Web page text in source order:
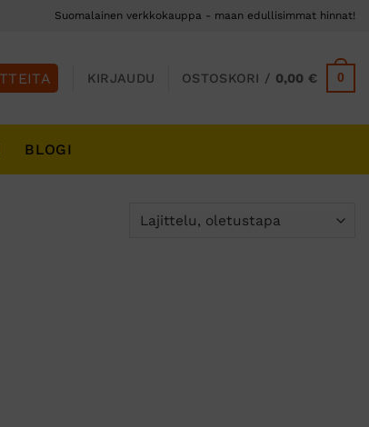
Suomalainen verkkokauppa - maan edullisimmat hinnat!
KIRJAUDU OSTOSKORI / 0,00€ 0
BLOGI